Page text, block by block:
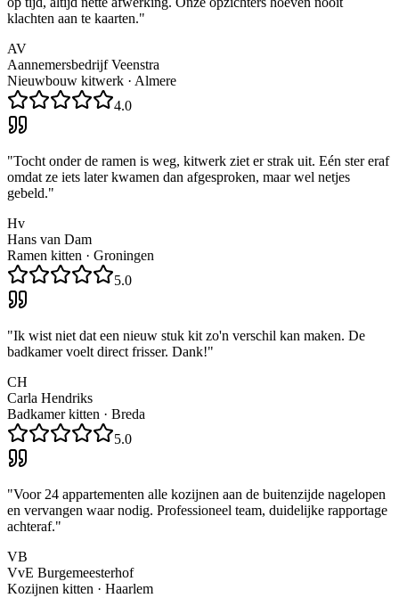
klachten aan te kaarten."
AV
Aannemersbedrijf Veenstra
Nieuwbouw kitwerk · Almere
4.0
"Tocht onder de ramen is weg, kitwerk ziet er strak uit. Eén ster eraf
omdat ze iets later kwamen dan afgesproken, maar wel netjes
gebeld."
Hv
Hans van Dam
Ramen kitten · Groningen
5.0
"Ik wist niet dat een nieuw stuk kit zo'n verschil kan maken. De
badkamer voelt direct frisser. Dank!"
CH
Carla Hendriks
Badkamer kitten · Breda
5.0
"Voor 24 appartementen alle kozijnen aan de buitenzijde nagelopen
en vervangen waar nodig. Professioneel team, duidelijke rapportage
achteraf."
VB
VvE Burgemeesterhof
Kozijnen kitten · Haarlem